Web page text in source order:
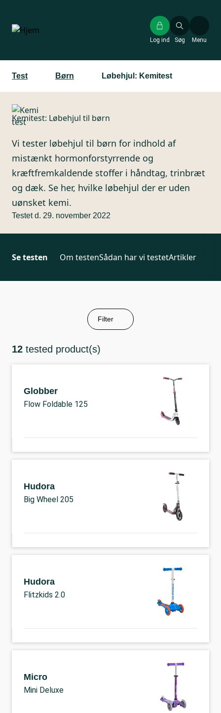
hovedindhold
Søg
Log ind Menu
Test Børn Løbehjul: Kemitest
Kemitest: Løbehjul til børn
Vi tester løbehjul til børn for indhold af
mistænkt hormonforstyrrende og
kræftfremkaldende stoffer i håndtag, trinbræt
og dæk. Se her, hvilke løbehjul der er uden
uønsket kemi.
Testet d. 29. november 2022
Se testen Om testenSådan har vi testetArtikler
Filter
12 tested product(s)
Globber
Flow Foldable 125
Hudora
Big Wheel 205
Hudora
Flitzkids 2.0
Micro
Mini Deluxe